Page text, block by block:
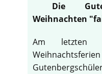
Die
Weihnachten
Am letzten